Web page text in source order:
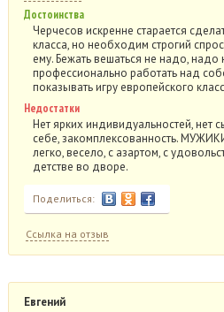
Достоинства
Черчесов искренне старается
класса, но необходим строгий
ему. Бежать вешаться не надо, надо
профессионально работать над
показывать игру европейского
Недостатки
Нет ярких индивидуальностей, нет
себе, закомплексованность.
легко, весело, с азартом, с
детстве во дворе.
Поделиться:
Ссылка на отзыв
Евгений